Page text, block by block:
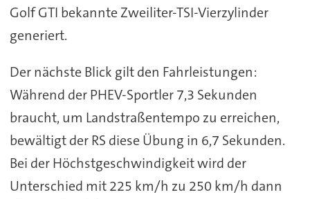
Golf GTI bekannte Zweiliter-TSI-Vierzylinder
generiert.
Der nächste Blick gilt den Fahrleistungen:
Während der PHEV-Sportler 7,3 Sekunden
braucht, um Landstraßentempo zu erreichen,
bewältigt der RS diese Übung in 6,7 Sekunden.
Bei der Höchstgeschwindigkeit wird der
Unterschied mit 225 km/h zu 250 km/h dann